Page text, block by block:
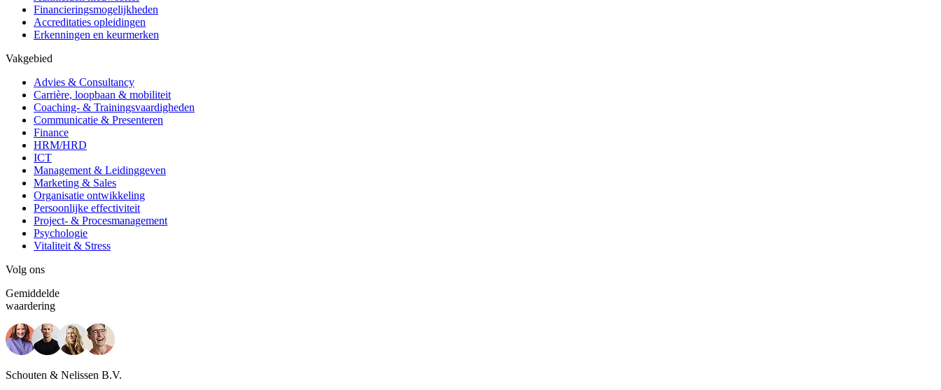
Financieringsmogelijkheden
Accreditaties opleidingen
Erkenningen en keurmerken
Vakgebied
Advies & Consultancy
Carrière, loopbaan & mobiliteit
Coaching- & Trainingsvaardigheden
Communicatie & Presenteren
Finance
HRM/HRD
ICT
Management & Leidinggeven
Marketing & Sales
Organisatie ontwikkeling
Persoonlijke effectiviteit
Project- & Procesmanagement
Psychologie
Vitaliteit & Stress
Volg ons
Gemiddelde
waardering
Schouten & Nelissen B.V.